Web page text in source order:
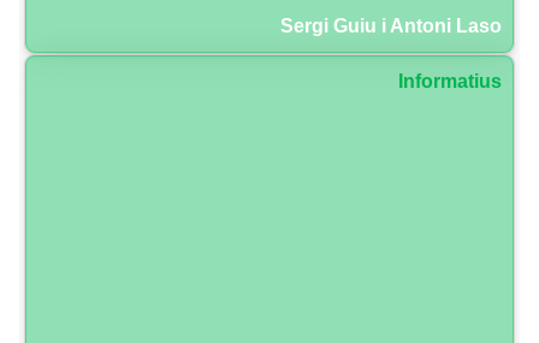
Sergi Guiu i Antoni Laso
Informatius